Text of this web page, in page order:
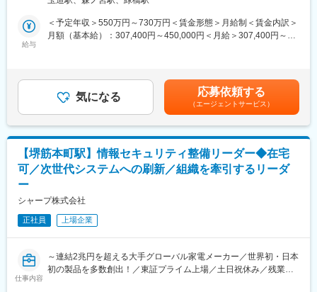
連携した開発・運用を進めており、新技術を積極的に採用してい
ます。活発なチャレンジを横断的に支えるQAチームでは、CI/CD
やセキュリティなどの非機能要件を中心としたエンジニアリング
・ソフトウェアテスト計画・設計・実行、およびテスト結果の報
告書作成
・ソフトウェアに対するセキュリティ機能のテスト
・ソフトウェアに対するネットワーク機能（通信プロトコル、接
進
・品質向上のための課題抽出・改善提案
・開発部門および他評価部門との技術的な連携・調整
【役割】
ソフトウェアのセキュリティ機能やネットワーク機能のテスト計
また、テスト自動化による効率化や、開発・他評価部門との連携
集・社内共有する役割です。
昨今のサイバー攻撃の高度化やネットワーク環境の複雑化に伴
い、製品の安全性・信頼性への要求が急速に高まっています。
給与
＜予定年収＞550万円～730万円＜賃金形態＞月給制＜賃金内訳＞
月額（基本給）：307,400円～450,000円＜月給＞307,400円～
を通じて上下する可能性があります。月給(月額)は固定手当を含め
た表記です。気になる 応募依頼する
（エージェントサービス）
【堺筋本町駅】情報セキュリティ整備リーダー◆在宅
可／次世代システムへの刷新／組織を牽引するリーダ
ー
シャープ株式会社
正社員 上場企業
仕事内容
～連結2兆円を超える大手グローバル家電メーカー／世界初・日本
初の製品を多数創出！／東証プライム上場／土日祝休み／残業月